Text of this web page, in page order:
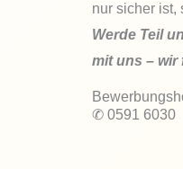
nur sicher ist,
Werde Teil
mit uns – wir
✆ 0591 6030